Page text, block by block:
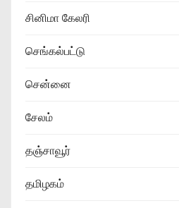
சினிமா கேலரி
செங்கல்பட்டு
சென்னை
சேலம்
தஞ்சாவூர்
தமிழகம்